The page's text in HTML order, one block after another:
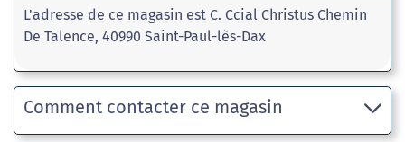
L'adresse de ce magasin est C. Ccial Christus Chemin
De Talence, 40990 Saint-Paul-lès-Dax
Comment contacter ce magasin